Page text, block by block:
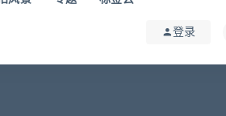
登录